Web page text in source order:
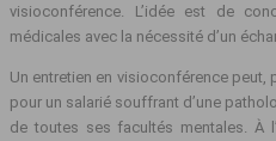
visioconférence. L’idée est de
médicales avec la nécessité d’un
Un entretien en visioconférence peut,
pour un salarié souffrant d’une
de toutes ses facultés mentales. À